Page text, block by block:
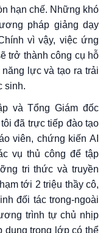
hạn chế. Những khó
pháp giảng dạy
vì vậy, việc ứng
trở thành công cụ hỗ
lực và tạo ra trải
sinh.
và Tổng Giám đốc
đã trực tiếp đào tạo
viên, chứng kiến AI
vụ thủ công để tập
tri thức và truyền
tới 2 triệu thầy cô,
đối tác trong-ngoài
trình tự chủ nhịp
dụng trong lớp có thể